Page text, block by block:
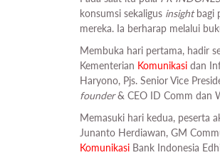
konsumsi sekaligus insightbagi
mereka. Ia berharap melalui
Membuka hari pertama, hadir
Kementerian Komunikasi dan
Haryono, Pjs. Senior Vice
founder& CEO ID Comm dan
Memasuki hari kedua, peserta
Junanto Herdiawan, GM
Komunikasi Bank Indonesia